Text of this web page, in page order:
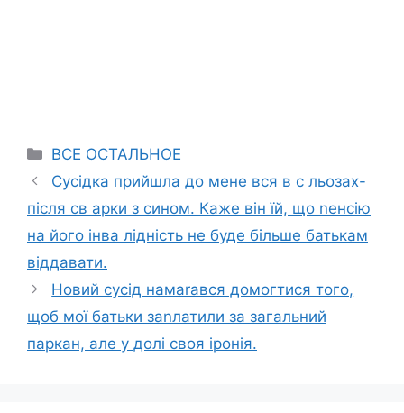
Categories
ВСЕ ОСТАЛЬНОЕ
Сусідка прийшла до мене вся в с льозах-
після св арки з сином. Каже він їй, що nенсію
на його інва лідність не буде більше батькам
віддавати.
Новий сусід намаrався домогтися того,
щоб мої батьки заnлатили за загальний
паркан, але у долі своя іронія.